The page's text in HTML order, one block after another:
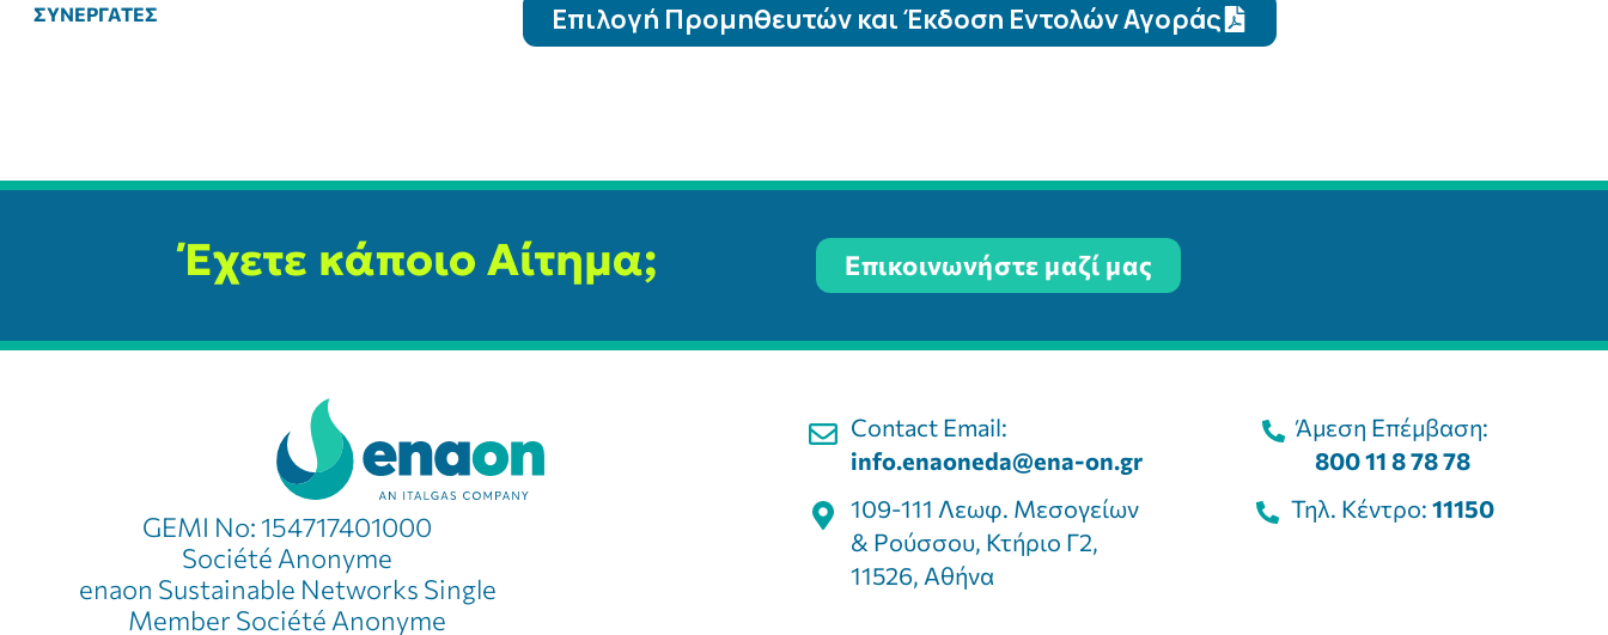
ΣΥΝΕΡΓΑΤΕΣ Επιλογή Προμηθευτών και Έκδοση Εντολών Αγοράς
Έχετε κάποιο Αίτημα; Επικοινωνήστε μαζί μας
Contact Email:
info.enaoneda@ena-on.gr
109-111 Λεωφ. Μεσογείων
& Ρούσσου, Κτήριο Γ2,
11526, Αθήνα
GEMI No: 154717401000
Société Anonyme
enaon Sustainable Networks Single
Member Société Anonyme
Άμεση Επέμβαση:
800 11 8 78 78
Τηλ. Κέντρο: 11150